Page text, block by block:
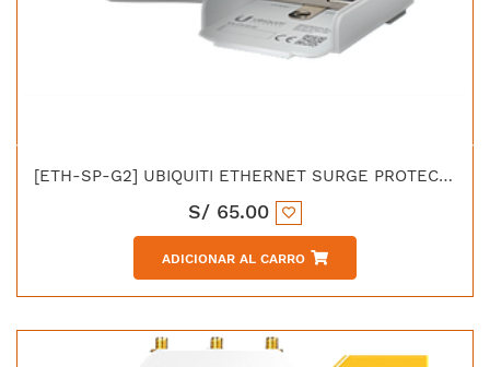
[ETH-SP-G2] UBIQUITI ETHERNET SURGE PROTECTOR GEN2
S/ 65.00
ADICIONAR AL CARRO